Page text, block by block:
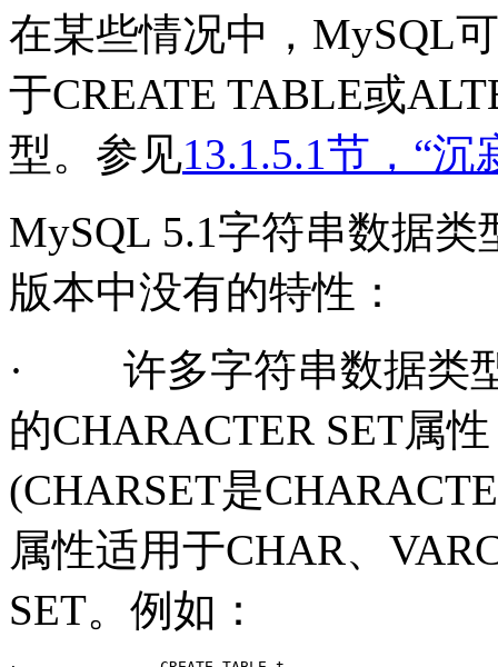
在某些情况中， MySQL
于CREATE TABLE或
型。参见13.1.5.1节，“
MySQL 5.1字符串数据类
版本中没有的特性：
·
许多字符串数据类
的CHARACTER SET属
(CHARSET是
属性适用于CHAR、
SET。例如：